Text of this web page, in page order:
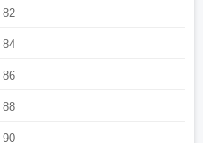
82
84
86
88
90